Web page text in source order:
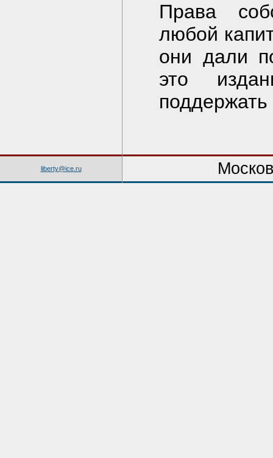
Права
любой
они дали
это
поддержать
liberty@ice.ru